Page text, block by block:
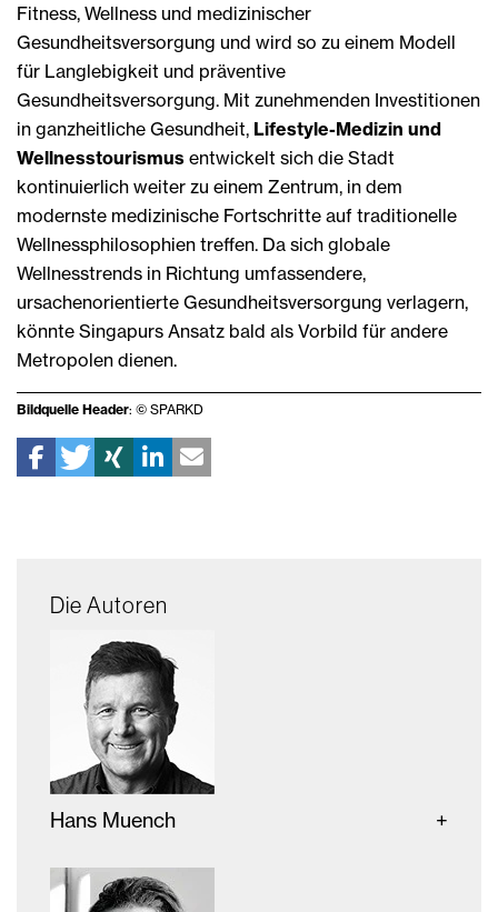
Fitness, Wellness und medizinischer
Gesundheitsversorgung und wird so zu einem Modell
für Langlebigkeit und präventive
Gesundheitsversorgung. Mit zunehmenden Investitionen
in ganzheitliche Gesundheit, Lifestyle-Medizin und
Wellnesstourismus entwickelt sich die Stadt
kontinuierlich weiter zu einem Zentrum, in dem
modernste medizinische Fortschritte auf traditionelle
Wellnessphilosophien treffen. Da sich globale
Wellnesstrends in Richtung umfassendere,
ursachenorientierte Gesundheitsversorgung verlagern,
könnte Singapurs Ansatz bald als Vorbild für andere
Metropolen dienen.
Bildquelle Header: © SPARKD
Die Autoren
Hans Muench